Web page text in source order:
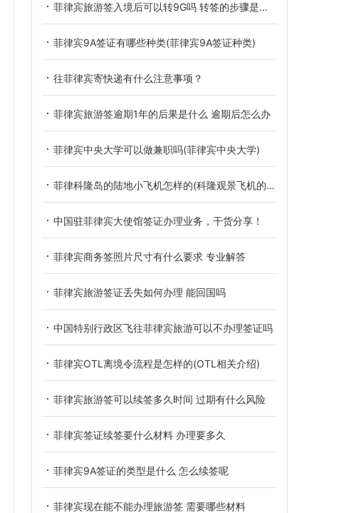
菲律宾旅游签入境后可以转9G吗 转签的步骤是什么
菲律宾9A签证有哪些种类(菲律宾9A签证种类)
往菲律宾寄快递有什么注意事项？
菲律宾旅游签逾期1年的后果是什么 逾期后怎么办
菲律宾中央大学可以做兼职吗(菲律宾中央大学)
菲律科隆岛的陆地小飞机怎样的(科隆观景飞机的介绍)
中国驻菲律宾大使馆签证办理业务，干货分享！
菲律宾商务签照片尺寸有什么要求 专业解答
菲律宾旅游签证丢失如何办理 能回国吗
中国特别行政区飞往菲律宾旅游可以不办理签证吗
菲律宾OTL离境令流程是怎样的(OTL相关介绍)
菲律宾旅游签可以续签多久时间 过期有什么风险
菲律宾签证续签要什么材料 办理要多久
菲律宾9A签证的类型是什么 怎么续签呢
菲律宾现在能不能办理旅游签 需要哪些材料